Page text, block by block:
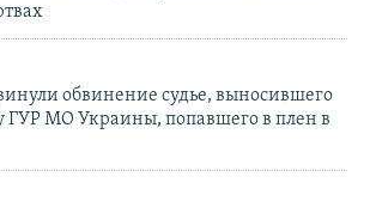
обвинение судье, выносившего
ГУР МО Украины, попавшего в плен в